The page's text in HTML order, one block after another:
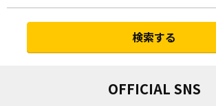
検索する
OFFICIAL SNS